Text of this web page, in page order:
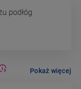
podłóg
Pokaż więcej